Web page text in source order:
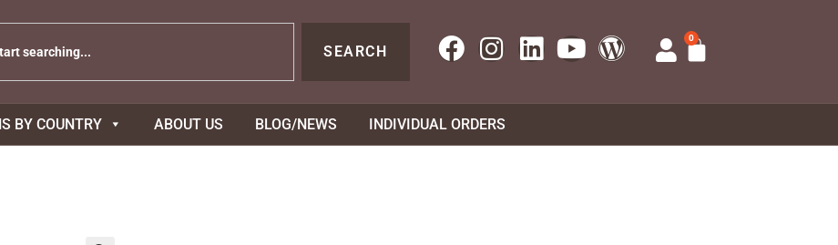
SEARCH
0
BY COUNTRY ABOUT US BLOG/NEWS INDIVIDUAL ORDERS